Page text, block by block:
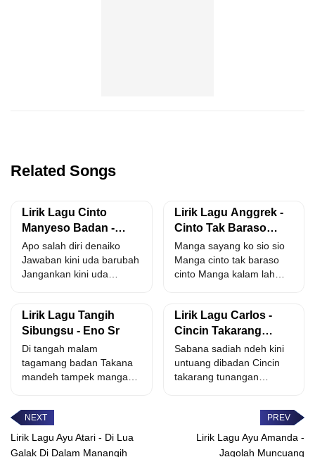
Related Songs
Lirik Lagu Cinto
Manyeso Badan -
Melisa Putri feat.
Carlos
Apo salah diri denaiko
Jawaban kini uda barubah
Jangankan kini uda
Lirik Lagu Anggrek -
Cinto Tak Baraso
Cinto
Manga sayang ko sio sio
Manga cinto tak baraso
cinto Manga kalam lah
Lirik Lagu Tangih
Sibungsu - Eno Sr
Di tangah malam
tagamang badan Takana
mandeh tampek mangadu
Lirik Lagu Carlos -
Cincin Takarang
Tunangan Hilang feat.
Melisa Putri
Sabana sadiah ndeh kini
untuang dibadan Cincin
takarang tunangan
Lirik Lagu Ayu Atari - Di Lua
Galak Di Dalam Manangih
Lirik Lagu Ayu Amanda -
Jagolah Muncuang